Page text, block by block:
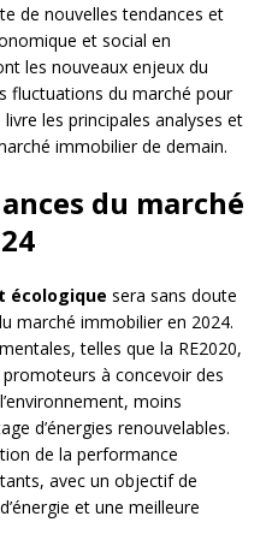
de nouvelles tendances et
et social en
les nouveaux enjeux du
fluctuations du marché pour
les principales analyses et
immobilier de demain.
du marché
écologique sera sans doute
marché immobilier en 2024.
telles que la RE2020,
à concevoir des
moins
d’énergies renouvelables.
de la performance
avec un objectif de
et une meilleure